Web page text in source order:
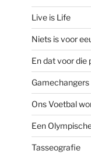
Live is Life
Niets is voor
En dat voor die
Gamechangers
Ons Voetbal
Een
Tasseografie